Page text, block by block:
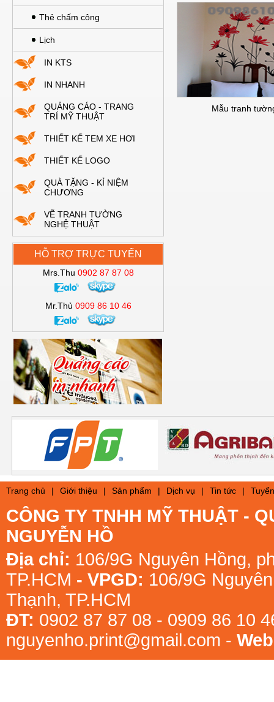
Thẻ chấm công
Lịch
IN KTS
IN NHANH
QUẢNG CÁO - TRANG
TRÍ MỸ THUẬT
THIẾT KẾ TEM XE HƠI
THIẾT KẾ LOGO
QUÀ TẶNG - KỈ NIỆM
CHƯƠNG
VẼ TRANH TƯỜNG
NGHỆ THUẬT
HỖ TRỢ TRỰC TUYẾN
Mrs.Thu 0902 87 87 08
Mr.Thủ 0909 86 10 46
Mẫu tranh
Trang chủ | Giới thiệu | Sản phẩm | Dịch vụ | Tin tức |
CÔNG TY TNHH MỸ THUẬT -
NGUYỄN HỒ
Địa chỉ: 106/9G Nguyên Hồng,
TP.HCM - VPGD: 106/9G
Thạnh, TP.HCM
ĐT: 0902 87 87 08 - 0909 86 10
nguyenho.print@gmail.com -